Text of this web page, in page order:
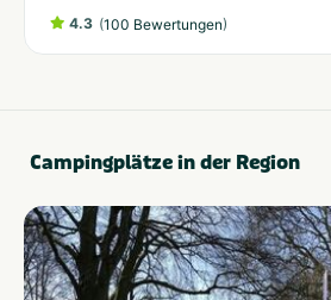
4.3 (100 Bewertungen)
Campingplätze in der Region